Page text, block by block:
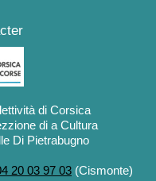
di Corsica
di a Cultura
Di Pietrabugno
20 03 97 03 (Cismonte)